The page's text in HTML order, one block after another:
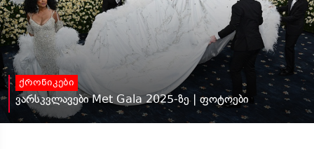
ქრონიკები
ვარსკვლავები Met Gala 2025-ზე | ფოტოები